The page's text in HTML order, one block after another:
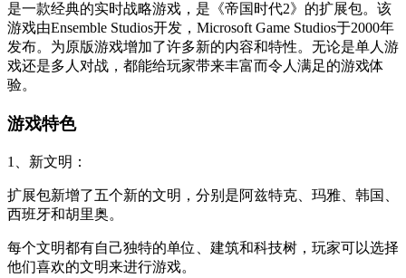
是一款经典的实时战略游戏，是《帝国时代2》的扩展包。该
游戏由Ensemble Studios开发，Microsoft Game Studios于2000年
发布。为原版游戏增加了许多新的内容和特性。无论是单人游
戏还是多人对战，都能给玩家带来丰富而令人满足的游戏体
验。
游戏特色
1、新文明：
扩展包新增了五个新的文明，分别是阿兹特克、玛雅、韩国、
西班牙和胡里奥。
每个文明都有自己独特的单位、建筑和科技树，玩家可以选择
他们喜欢的文明来进行游戏。